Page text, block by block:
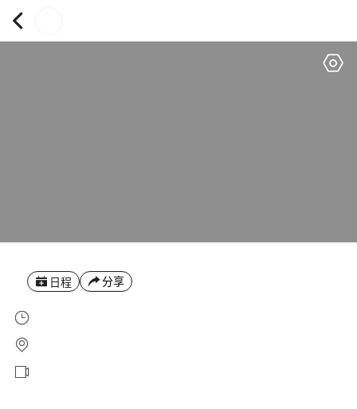
日程 分享